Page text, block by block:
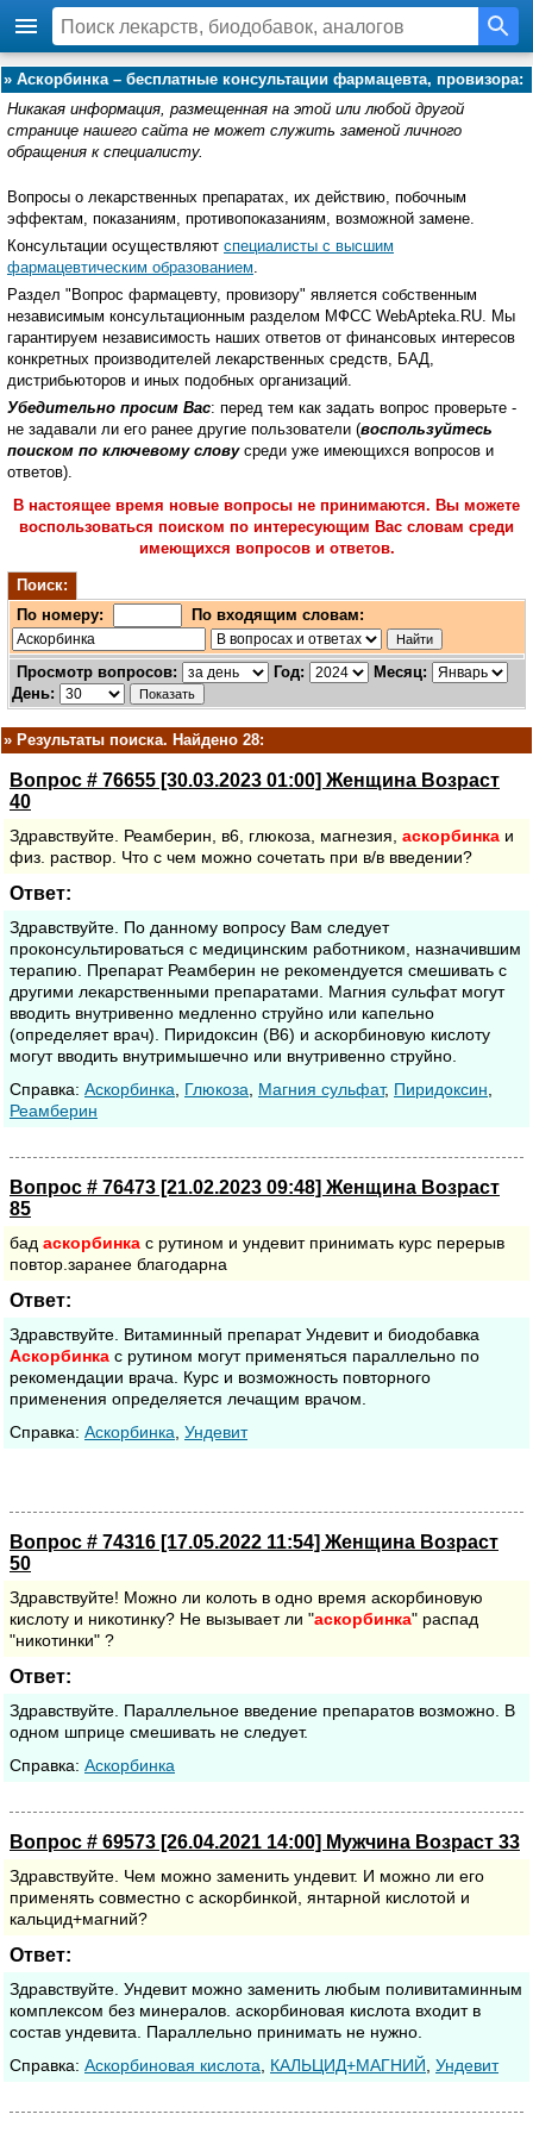
» Аскорбинка – бесплатные консультации фармацевта, провизора:
Никакая информация, размещенная на этой или любой другой
странице нашего сайта не может служить заменой личного
обращения к специалисту.
Вопросы о лекарственных препаратах, их действию, побочным
эффектам, показаниям, противопоказаниям, возможной замене.
Консультации осуществляют специалисты с высшим
фармацевтическим образованием.
Раздел "Вопрос фармацевту, провизору" является собственным
независимым консультационным разделом МФСС WebApteka.RU. Мы
гарантируем независимость наших ответов от финансовых интересов
конкретных производителей лекарственных средств, БАД,
дистрибьюторов и иных подобных организаций.
Убедительно просим Вас: перед тем как задать вопрос проверьте -
не задавали ли его ранее другие пользователи (воспользуйтесь
поиском по ключевому словусреди уже имеющихся вопросов и
ответов).
В настоящее время новые вопросы не принимаются. Вы можете
воспользоваться поиском по интересующим Вас словам среди
имеющихся вопросов и ответов.
Поиск:
По номеру:
По входящим словам:
Просмотр вопросов: Год:
Месяц:
День:
» Результаты поиска. Найдено 28:
Вопрос # 76655 [30.03.2023 01:00] Женщина Возраст
40
Здравствуйте. Реамберин, в6, глюкоза, магнезия, аскорбинка и
физ. раствор. Что с чем можно сочетать при в/в введении?
Ответ:
Здравствуйте. По данному вопросу Вам следует
проконсультироваться с медицинским работником, назначившим
терапию. Препарат Реамберин не рекомендуется смешивать с
другими лекарственными препаратами. Магния сульфат могут
вводить внутривенно медленно струйно или капельно
(определяет врач). Пиридоксин (В6) и аскорбиновую кислоту
могут вводить внутримышечно или внутривенно струйно.
Cправка: Аскорбинка Глюкоза Магния сульфат, Пиридоксин
Реамберин
Вопрос # 76473 [21.02.2023 09:48] Женщина Возраст
85
бад аскорбинка с рутином и ундевит принимать курс перерыв
повтор.заранее благодарна
Ответ:
Здравствуйте. Витаминный препарат Ундевит и биодобавка
Аскорбинка с рутином могут применяться параллельно по
рекомендации врача. Курс и возможность повторного
применения определяется лечащим врачом.
Cправка: Аскорбинка Ундевит
Вопрос # 74316 [17.05.2022 11:54] Женщина Возраст
50
Здравствуйте! Можно ли колоть в одно время аскорбиновую
кислоту и никотинку? Не вызывает ли "аскорбинка" распад
"никотинки" ?
Ответ:
Здравствуйте. Параллельное введение препаратов возможно. В
одном шприце смешивать не следует.
Cправка: Аскорбинка
Вопрос # 69573 [26.04.2021 14:00] Мужчина Возраст 33
Здравствуйте. Чем можно заменить ундевит. И можно ли его
применять совместно с аскорбинкой, янтарной кислотой и
кальцид+магний?
Ответ:
Здравствуйте. Ундевит можно заменить любым поливитаминным
комплексом без минералов. аскорбиновая кислота входит в
состав ундевита. Параллельно принимать не нужно.
Cправка: Аскорбиновая кислота КАЛЬЦИД+МАГНИЙ Ундевит